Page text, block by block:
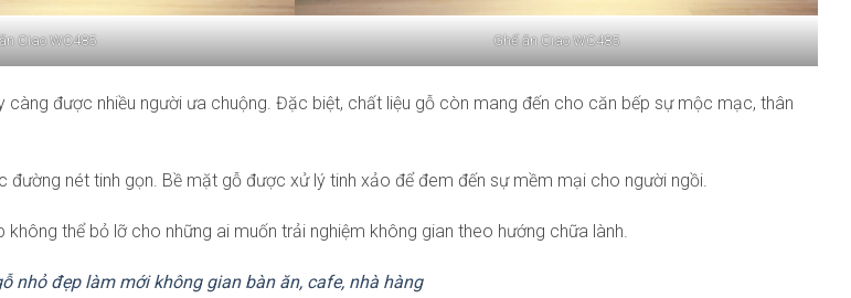
Ciao WC485 Ghế ăn Ciao WC485
càng được nhiều người ưa chuộng. Đặc biệt, chất liệu gỗ còn mang đến cho căn bếp sự mộc mạc, thân
đường nét tinh gọn. Bề mặt gỗ được xử lý tinh xảo để đem đến sự mềm mại cho người ngồi.
thể bỏ lỡ cho những ai muốn trải nghiệm không gian theo hướng chữa lành.
nhỏ đẹp làm mới không gian bàn ăn, cafe, nhà hàng